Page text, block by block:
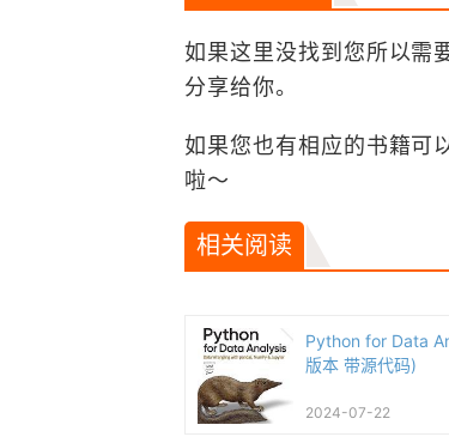
如果这里没找到您所以需
分享给你。
如果您也有相应的书籍可
啦～
相关阅读
Python for Data
版本 带源代码)
2024-07-22